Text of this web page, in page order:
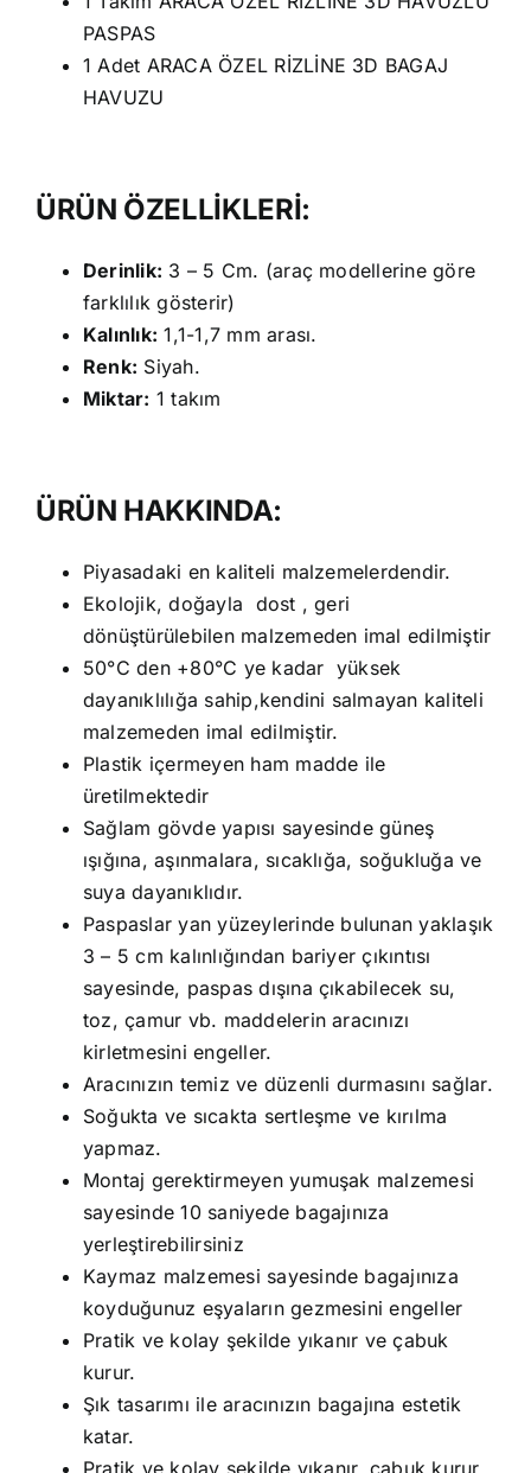
PASPAS
1 Adet ARACA ÖZEL RİZLİNE 3D BAGAJ
HAVUZU
ÜRÜN ÖZELLİKLERİ:
Derinlik: 3 – 5 Cm. (araç modellerine göre
farklılık gösterir)
Kalınlık: 1,1-1,7 mm arası.
Renk: Siyah.
Miktar: 1 takım
ÜRÜN HAKKINDA:
Piyasadaki en kaliteli malzemelerdendir.
Ekolojik, doğayla dost , geri
dönüştürülebilen malzemeden imal edilmiştir
50°C den +80°C ye kadar yüksek
dayanıklılığa sahip,kendini salmayan kaliteli
malzemeden imal edilmiştir.
Plastik içermeyen ham madde ile
üretilmektedir
Sağlam gövde yapısı sayesinde güneş
ışığına, aşınmalara, sıcaklığa, soğukluğa ve
suya dayanıklıdır.
Paspaslar yan yüzeylerinde bulunan yaklaşık
3 – 5 cm kalınlığından bariyer çıkıntısı
sayesinde, paspas dışına çıkabilecek su,
toz, çamur vb. maddelerin aracınızı
kirletmesini engeller.
Aracınızın temiz ve düzenli durmasını sağlar.
Soğukta ve sıcakta sertleşme ve kırılma
yapmaz.
Montaj gerektirmeyen yumuşak malzemesi
sayesinde 10 saniyede bagajınıza
yerleştirebilirsiniz
Kaymaz malzemesi sayesinde bagajınıza
koyduğunuz eşyaların gezmesini engeller
Pratik ve kolay şekilde yıkanır ve çabuk
kurur.
Şık tasarımı ile aracınızın bagajına estetik
katar.
Pratik ve kolay şekilde yıkanır, çabuk kurur